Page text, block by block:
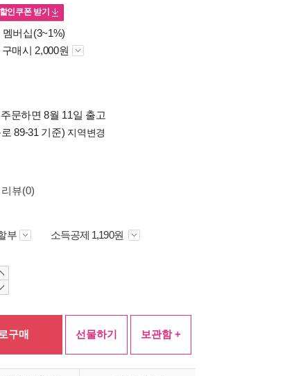
인쿠폰 받기
멤버십(3~1%)
매시 2,000원
문하면 8월 11일 출고
89-31 기준) 지역변경
리뷰(0)
부 소득공제 1,190원
구매 선물하기 보관함 +